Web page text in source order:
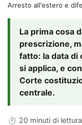
Arresto all'estero e
La prima cosa
prescrizione,
fatto: la data di
si applica, e
Corte
centrale.
⏱ 20 minuti di lettura